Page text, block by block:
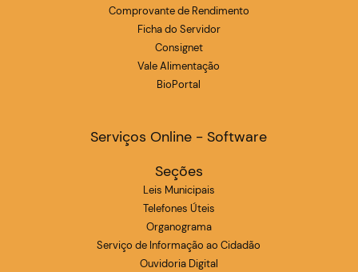
Comprovante de Rendimento
Ficha do Servidor
Consignet
Vale Alimentação
BioPortal
Serviços Online - Software
Seções
Leis Municipais
Telefones Úteis
Organograma
Serviço de Informação ao Cidadão
Ouvidoria Digital